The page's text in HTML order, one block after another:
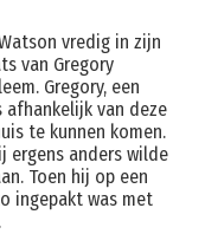
vredig in zijn
van Gregory
Gregory, een
van deze
te kunnen komen.
ergens anders wilde
Toen hij op een
ingepakt was met